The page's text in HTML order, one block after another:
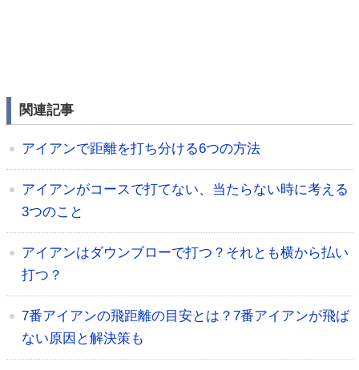
関連記事
アイアンで距離を打ち分ける6つの方法
アイアンがコースで打てない、当たらない時に考える
3つのこと
アイアンはダウンブローで打つ？それとも横から払い
打つ？
7番アイアンの飛距離の目安とは？7番アイアンが飛ば
ない原因と解決策も